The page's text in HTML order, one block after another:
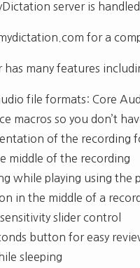
server is
for a
has many features
file formats: Core
macros so you don’t
of the recording
middle of the recording
while playing using the
in the middle of a
slider control
button for easy
sleeping